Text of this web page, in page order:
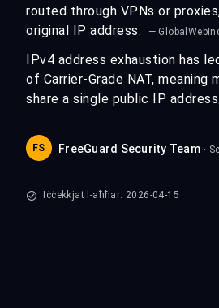
routed through VPNs or
original IP address.
—
IPv4 address exhaustion has
of Carrier-Grade NAT, meaning
share a single public IP address.
FS FreeGuard Security Team ·
Iċċekkjat l-aħħar: 2026-04-15